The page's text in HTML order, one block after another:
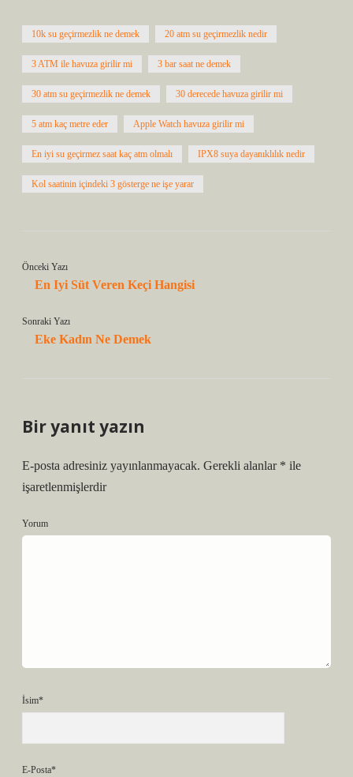
10k su geçirmezlik ne demek 20 atm su geçirmezlik nedir
3 ATM ile havuza girilir mi 3 bar saat ne demek
30 atm su geçirmezlik ne demek 30 derecede havuza girilir mi
5 atm kaç metre eder Apple Watch havuza girilir mi
En iyi su geçirmez saat kaç atm olmalı IPX8 suya dayanıklılık nedir
Kol saatinin içindeki 3 gösterge ne işe yarar
Önceki Yazı
En Iyi Süt Veren Keçi Hangisi
Sonraki Yazı
Eke Kadın Ne Demek
Bir yanıt yazın
E-posta adresiniz yayınlanmayacak. Gerekli alanlar * ile
işaretlenmişlerdir
Yorum
İsim*
E-Posta*